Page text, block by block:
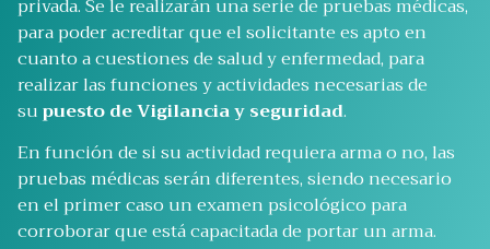
privada. Se le realizarán una serie de pruebas médicas,
para poder acreditar que el solicitante es apto en
cuanto a cuestiones de salud y enfermedad, para
realizar las funciones y actividades necesarias de
supuesto de Vigilancia y seguridad.
En función de si su actividad requiera arma o no, las
pruebas médicas serán diferentes, siendo necesario
en el primer caso un examen psicológico para
corroborar que está capacitada de portar un arma.